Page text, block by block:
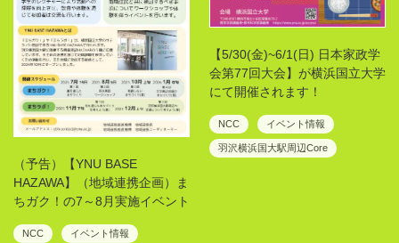
（予告）【YNU BASE
HAZAWA】（地域連携企画）ま
ちガク！の7～8月実施イベント
NCC イベント情報
【5/30(金)~6/1(日) 日本家政学
会第77回大会】が横浜国立大学
にて開催されます！
NCC イベント情報
羽沢横浜国大駅周辺Core